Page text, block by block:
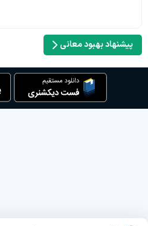
پیشنهاد بهبود معانی